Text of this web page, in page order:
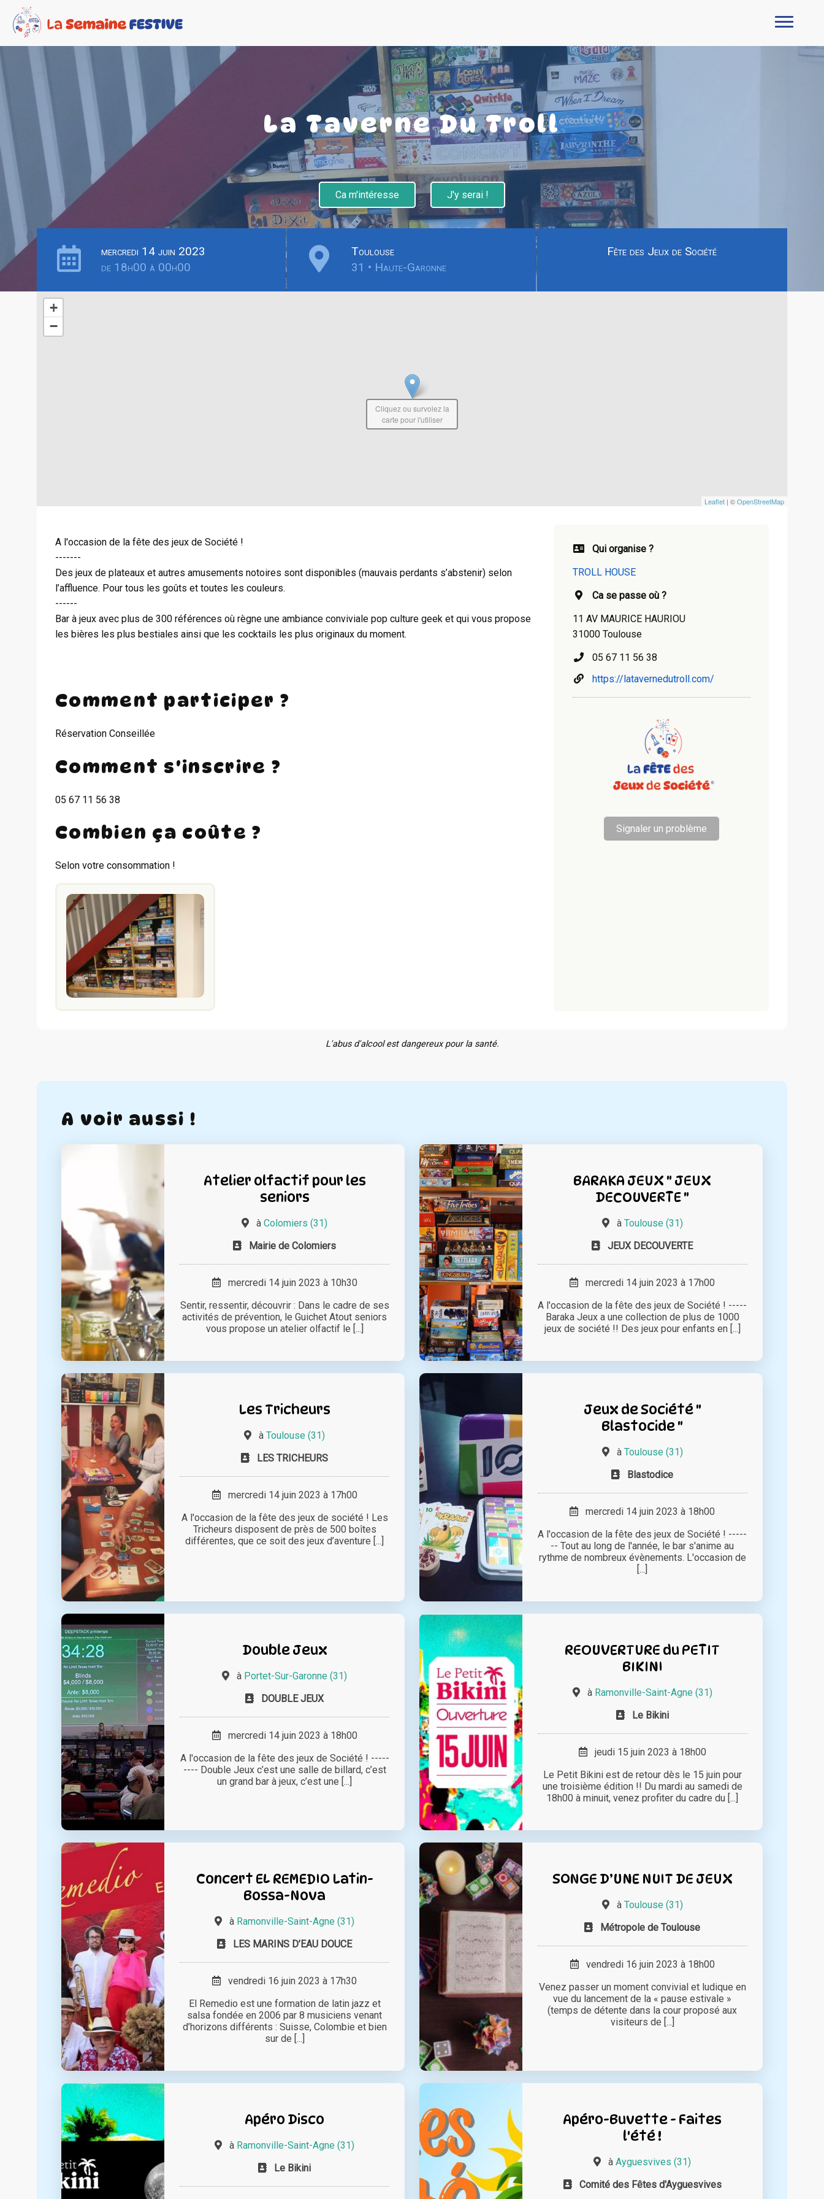
La Taverne Du Troll
Ca m'intéresse J'y serai !
mercredi 14 juin 2023
de 18h00 à 00h00
Toulouse
31 • Haute-Garonne
Fête des Jeux de Société
+
−
Leaflet | ©OpenStreetMap
Cliquez ou survolez la
carte pour l'utiliser
A l'occasion de la fête des jeux de Société !
-------
Des jeux de plateaux et autres amusements notoires sont disponibles (mauvais perdants s’abstenir) selon
l’affluence. Pour tous les goûts et toutes les couleurs.
------
Bar à jeux avec plus de 300 références où règne une ambiance conviviale pop culture geek et qui vous propose
les bières les plus bestiales ainsi que les cocktails les plus originaux du moment.
Comment participer ?
Réservation Conseillée
Comment s'inscrire ?
05 67 11 56 38
Combien ça coûte ?
Selon votre consommation !
Qui organise ?
TROLL HOUSE
Ca se passe où ?
11 AV MAURICE HAURIOU
31000 Toulouse
05 67 11 56 38
https://latavernedutroll.com/
Signaler un problème
L'abus d'alcool est dangereux pour la santé.
A voir aussi !
Atelier olfactif pour les
seniors
àColomiers (31)
Mairie de Colomiers
mercredi 14 juin 2023 à 10h30
Sentir, ressentir, découvrir : Dans le cadre de ses
activités de prévention, le Guichet Atout seniors
vous propose un atelier olfactif le [...]
BARAKA JEUX " JEUX
DECOUVERTE "
à Toulouse (31)
JEUX DECOUVERTE
mercredi 14 juin 2023 à 17h00
A l'occasion de la fête des jeux de Société ! -----
Baraka Jeux a une collection de plus de 1000
jeux de société !! Des jeux pour enfants en [...]
Les Tricheurs
àToulouse (31)
LES TRICHEURS
mercredi 14 juin 2023 à 17h00
A l'occasion de la fête des jeux de société ! Les
Tricheurs disposent de près de 500 boîtes
différentes, que ce soit des jeux d’aventure [...]
Jeux de Société "
Blastocide "
à Toulouse (31)
Blastodice
mercredi 14 juin 2023 à 18h00
A l'occasion de la fête des jeux de Société ! -----
-- Tout au long de l'année, le bar s'anime au
rythme de nombreux évènements. L'occasion de
[...]
Double Jeux
à Portet-Sur-Garonne (31)
DOUBLE JEUX
mercredi 14 juin 2023 à 18h00
A l'occasion de la fête des jeux de Société ! -----
---- Double Jeux c’est une salle de billard, c’est
un grand bar à jeux, c’est une [...]
REOUVERTURE du PETIT
BIKINI
à Ramonville-Saint-Agne (31)
Le Bikini
jeudi 15 juin 2023 à 18h00
Le Petit Bikini est de retour dès le 15 juin pour
une troisième édition !! Du mardi au samedi de
18h00 à minuit, venez profiter du cadre du [...]
Concert EL REMEDIO Latin-
Bossa-Nova
à Ramonville-Saint-Agne (31)
LES MARINS D’EAU DOUCE
vendredi 16 juin 2023 à 17h30
El Remedio est une formation de latin jazz et
salsa fondée en 2006 par 8 musiciens venant
d’horizons différents : Suisse, Colombie et bien
sur de [...]
SONGE D’UNE NUIT DE JEUX
à Toulouse (31)
Métropole de Toulouse
vendredi 16 juin 2023 à 18h00
Venez passer un moment convivial et ludique en
vue du lancement de la « pause estivale »
(temps de détente dans la cour proposé aux
visiteurs de [...]
Apéro Disco
à Ramonville-Saint-Agne (31)
Le Bikini
Apéro-Buvette - Faites
l'été !
àAyguesvives (31)
Comité des Fêtes d'Ayguesvives